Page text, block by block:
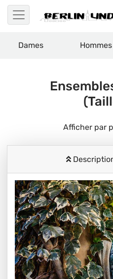
Dames Hommes
Afficher par